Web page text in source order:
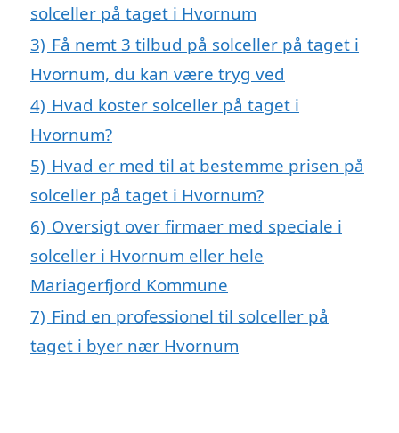
solceller på taget i Hvornum
3) Få nemt 3 tilbud på solceller på taget i
Hvornum, du kan være tryg ved
4) Hvad koster solceller på taget i
Hvornum?
5) Hvad er med til at bestemme prisen på
solceller på taget i Hvornum?
6) Oversigt over firmaer med speciale i
solceller i Hvornum eller hele
Mariagerfjord Kommune
7) Find en professionel til solceller på
taget i byer nær Hvornum